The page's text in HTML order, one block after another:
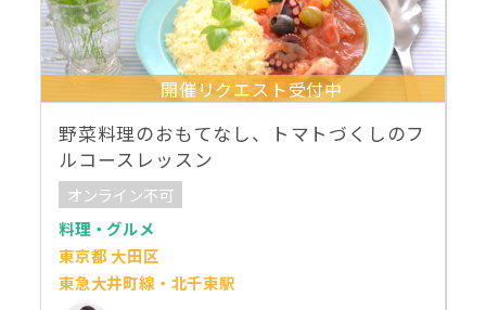
開催リクエスト受付中
野菜料理のおもてなし、トマトづくしのフ
ルコースレッスン
オンライン不可
料理・グルメ
東京都 大田区
東急大井町線・北千束駅